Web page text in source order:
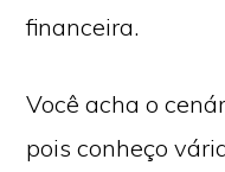
financeira.
Você acha o
pois conheço